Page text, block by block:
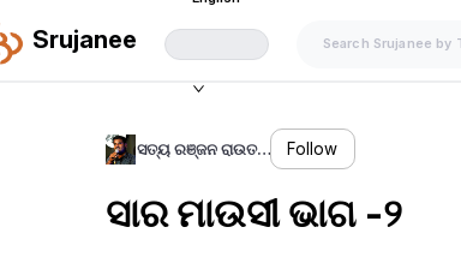
Srujanee
ସତ୍ୟ ରଞ୍ଜନ ରାଉତ… Follow
ସାର ମାଉସୀ ଭାଗ -୨